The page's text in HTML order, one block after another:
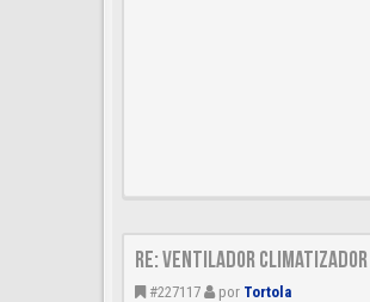
Re: Ventilador climatizador
#227117 por Tortola